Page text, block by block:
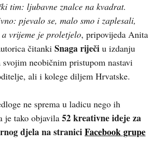
tim: ljubavne znalce na kvadrat.
pjevalo se, malo smo i zaplesali,
vrijeme je proletjelo, pripovijeda Anita
čitanki Snaga riječi u izdanju
svojim neobičnim pristupom nastavi
ali i kolege diljem Hrvatske.
ne sprema u ladicu nego ih
je tako objavila 52 kreativne ideje za
djela na straniciFacebook grupe